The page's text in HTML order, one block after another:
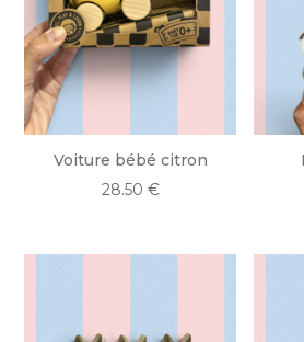
Voiture bébé citron
28.50 €